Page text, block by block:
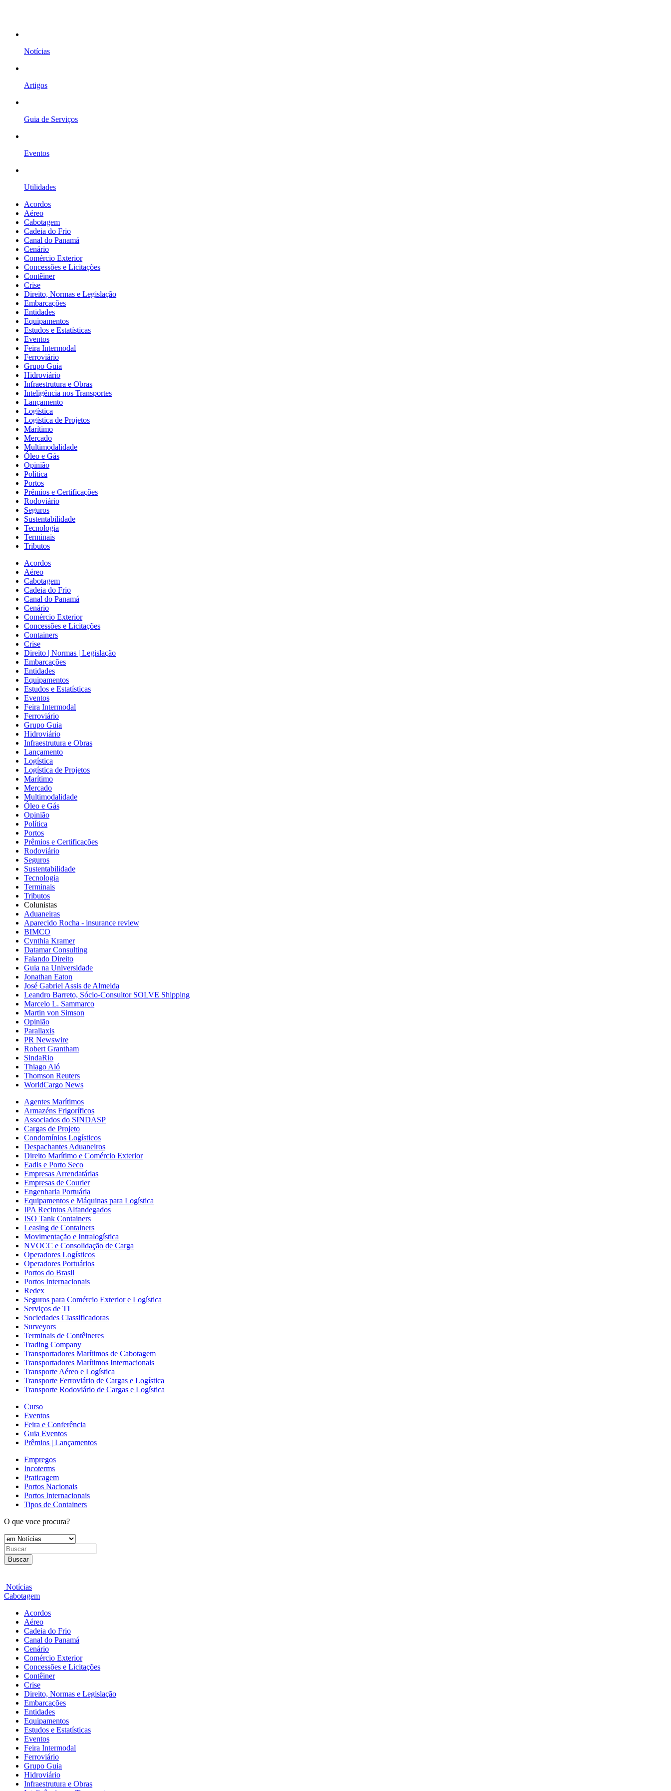
Notícias
Artigos
Guia de Serviços
Eventos
Utilidades
Acordos
Aéreo
Cabotagem
Cadeia do Frio
Canal do Panamá
Cenário
Comércio Exterior
Concessões e Licitações
Contêiner
Crise
Direito, Normas e Legislação
Embarcações
Entidades
Equipamentos
Estudos e Estatísticas
Eventos
Feira Intermodal
Ferroviário
Grupo Guia
Hidroviário
Infraestrutura e Obras
Inteligência nos Transportes
Lançamento
Logística
Logística de Projetos
Marítimo
Mercado
Multimodalidade
Óleo e Gás
Opinião
Política
Portos
Prêmios e Certificações
Rodoviário
Seguros
Sustentabilidade
Tecnologia
Terminais
Tributos
Acordos
Aéreo
Cabotagem
Cadeia do Frio
Canal do Panamá
Cenário
Comércio Exterior
Concessões e Licitações
Containers
Crise
Direito | Normas | Legislação
Embarcações
Entidades
Equipamentos
Estudos e Estatísticas
Eventos
Feira Intermodal
Ferroviário
Grupo Guia
Hidroviário
Infraestrutura e Obras
Lançamento
Logística
Logística de Projetos
Marítimo
Mercado
Multimodalidade
Óleo e Gás
Opinião
Política
Portos
Prêmios e Certificações
Rodoviário
Seguros
Sustentabilidade
Tecnologia
Terminais
Tributos
Colunistas
Aduaneiras
Aparecido Rocha - insurance review
BIMCO
Cynthia Kramer
Datamar Consulting
Falando Direito
Guia na Universidade
Jonathan Eaton
José Gabriel Assis de Almeida
Leandro Barreto, Sócio-Consultor SOLVE Shipping
Marcelo L. Sammarco
Martin von Simson
Opinião
Parallaxis
PR Newswire
Robert Grantham
SindaRio
Thiago Aló
Thomson Reuters
WorldCargo News
Agentes Marítimos
Armazéns Frigoríficos
Associados do SINDASP
Cargas de Projeto
Condomínios Logísticos
Despachantes Aduaneiros
Direito Marítimo e Comércio Exterior
Eadis e Porto Seco
Empresas Arrendatárias
Empresas de Courier
Engenharia Portuária
Equipamentos e Máquinas para Logística
IPA Recintos Alfandegados
ISO Tank Containers
Leasing de Containers
Movimentação e Intralogística
NVOCC e Consolidação de Carga
Operadores Logísticos
Operadores Portuários
Portos do Brasil
Portos Internacionais
Redex
Seguros para Comércio Exterior e Logística
Serviços de TI
Sociedades Classificadoras
Surveyors
Terminais de Contêineres
Trading Company
Transportadores Marítimos de Cabotagem
Transportadores Marítimos Internacionais
Transporte Aéreo e Logística
Transporte Ferroviário de Cargas e Logística
Transporte Rodoviário de Cargas e Logística
Curso
Eventos
Feira e Conferência
Guia Eventos
Prêmios | Lançamentos
Empregos
Incoterms
Praticagem
Portos Nacionais
Portos Internacionais
Tipos de Containers
O que voce procura?
Buscar
Notícias
Cabotagem
Acordos
Aéreo
Cadeia do Frio
Canal do Panamá
Cenário
Comércio Exterior
Concessões e Licitações
Contêiner
Crise
Direito, Normas e Legislação
Embarcações
Entidades
Equipamentos
Estudos e Estatísticas
Eventos
Feira Intermodal
Ferroviário
Grupo Guia
Hidroviário
Infraestrutura e Obras